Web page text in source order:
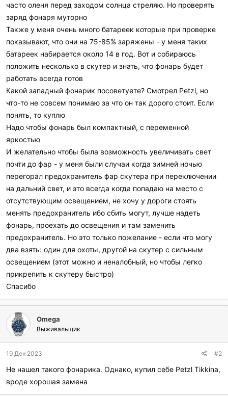
часто оленя перед заходом солнца стреляю. Но проверять
заряд фонаря муторно
Также у меня очень много батареек которые при проверке
показывают, что они на 75-85% заряжены - у меня таких
батареек набирается около 14 в год. Вот и собираюсь
положить несколько в скутер и знать, что фонарь будет
работать всегда готов
Какой западный фонарик посоветуете? Смотрел Petzl, но
что-то не совсем понимаю за что он так дорого стоит. Если
понять, то куплю
Надо чтобы фонарь был компактный, с переменной
яркостью
И желательно чтобы была возможность увеличивать свет
почти до фар - у меня были случаи когда зимней ночью
перегорал предохранитель фар скутера при переключении
на дальний свет, и это всегда когда попадаю на место с
отсутствующим освещением, не хочу у дороги стоять
менять предохранитель ибо сбить могут, лучше надеть
фонарь, проехать до освещения и там заменить
предохранитель. Но это только пожелание - если что могу
два взять: один для охоты, другой на скутер с сильным
освещением (этот можно и неналобный, но чтобы легко
прикрепить к скутеру быстро)
Спасибо
Omega
Выживальщик
19 Дек 2023 #2
Не нашел такого фонарика. Однако, купил себе Petzl Tikkina,
вроде хорошая замена